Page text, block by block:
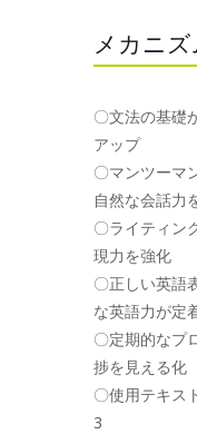
メカニ
〇文法の基礎
アップ
〇マンツーマ
自然な会話力
〇ライティン
現力を強化
〇正しい英語
な英語力が定
〇定期的なプ
捗を見える化
〇使用テキス
3